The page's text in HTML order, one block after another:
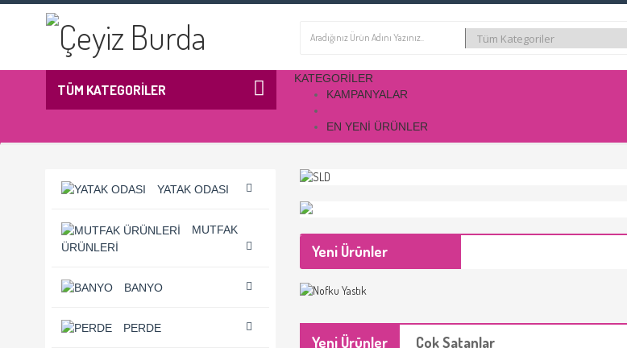
TÜM KATEGORİLER
KATEGORILER
KAMPANYALAR
EN YENI ÜRÜNLER
YATAK ODASI
MUTFAK
ÜRÜNLERI
BANYO
PERDE
Yeni Ürünler
Yeni Ürünler Çok Satanlar